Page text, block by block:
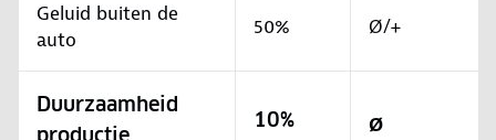
Geluid buiten de
auto
50% Ø/+
Duurzaamheid
10% Ø